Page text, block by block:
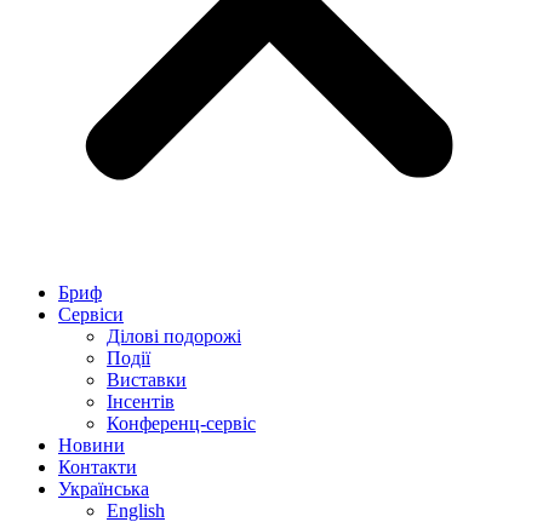
Бриф
Сервіси
Ділові подорожі
Події
Виставки
Інсентів
Конференц-сервіс
Новини
Контакти
Українська
English